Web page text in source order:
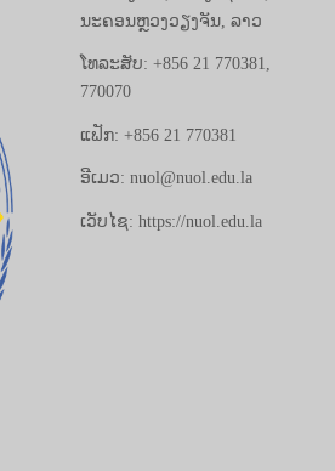
ນະຄອນຫຼວງວຽງຈັນ, ລາວ
ໂທລະສັບ: +856 21 770381,
770070
ແຟັກ: +856 21 770381
ອີເມວ: nuol@nuol.edu.la
ເວັບໄຊ: https://nuol.edu.la